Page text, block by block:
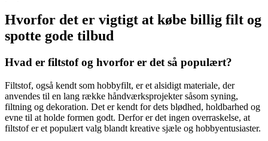
Hvorfor det er vigtigt at købe billig filt og
spotte gode tilbud
Hvad er filtstof og hvorfor er det så populært?
Filtstof, også kendt som hobbyfilt, er et alsidigt materiale, der
anvendes til en lang række håndværksprojekter såsom syning,
filtning og dekoration. Det er kendt for dets blødhed, holdbarhed og
evne til at holde formen godt. Derfor er det ingen overraskelse, at
filtstof er et populært valg blandt kreative sjæle og hobbyentusiaster.